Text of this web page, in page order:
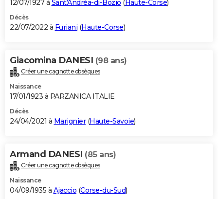
12/07/1927 à Sant'Andréa-di-Bozio ( Haute-Corse)
Décès
22/07/2022 à Furiani (Haute-Corse)
Giacomina DANESI (98 ans)
Créer une cagnotte obsèques
Naissance
17/01/1923 à PARZANICA ITALIE
Décès
24/04/2021 à Marignier(Haute-Savoie)
Armand DANESI (85 ans)
Créer une cagnotte obsèques
Naissance
04/09/1935 à Ajaccio (Corse-du-Sud)